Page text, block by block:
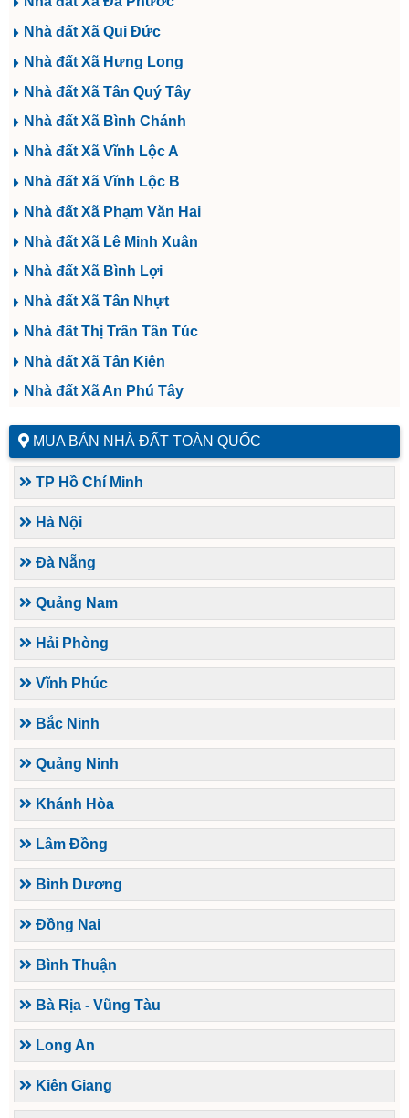
Nhà đất Xã Qui Đức
Nhà đất Xã Hưng Long
Nhà đất Xã Tân Quý Tây
Nhà đất Xã Bình Chánh
Nhà đất Xã Vĩnh Lộc A
Nhà đất Xã Vĩnh Lộc B
Nhà đất Xã Phạm Văn Hai
Nhà đất Xã Lê Minh Xuân
Nhà đất Xã Bình Lợi
Nhà đất Xã Tân Nhựt
Nhà đất Thị Trấn Tân Túc
Nhà đất Xã Tân Kiên
Nhà đất Xã An Phú Tây
MUA BÁN NHÀ ĐẤT TOÀN QUỐC
TP Hồ Chí Minh
Hà Nội
Đà Nẵng
Quảng Nam
Hải Phòng
Vĩnh Phúc
Bắc Ninh
Quảng Ninh
Khánh Hòa
Lâm Đồng
Bình Dương
Đồng Nai
Bình Thuận
Bà Rịa - Vũng Tàu
Long An
Kiên Giang